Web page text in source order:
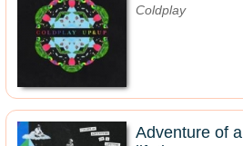
Coldplay
Adventure of a